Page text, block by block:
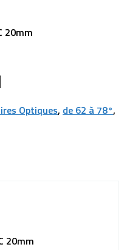
20mm
Optiques, de 62 à 78°,
20mm